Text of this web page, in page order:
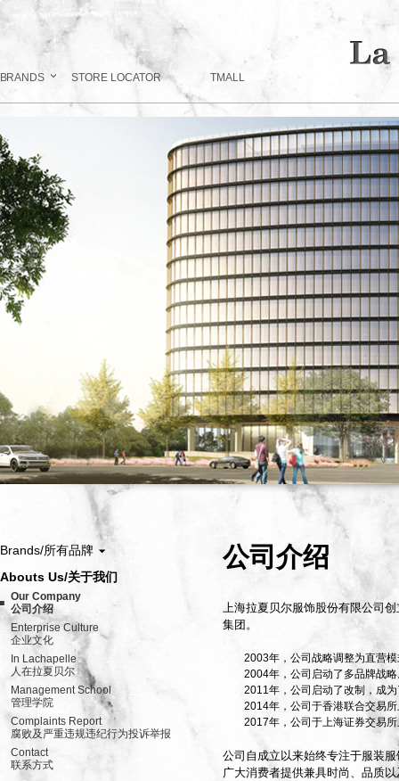
BRANDS STORE LOCATOR TMALL
ENTERPRISE CULTURE/ 企业文化 IN
NEWS
CAMPUS RECRUITMENT/ 校园招聘
Brands/所有品牌
Abouts Us/关于我们
Our Company
公司介绍
Enterprise Culture
企业文化
In Lachapelle
人在拉夏贝尔
Management School
管理学院
Complaints Report
腐败及严重违规违纪行为投诉举报
Contact
联系方式
公司介绍
上海拉夏贝尔服饰股份有限公司
集团。
2003年，公司战略调整为直营模
2004年，公司启动了多品牌战略
2011年，公司启动了改制，成为
2014年，公司于香港联合交易所
2017年，公司于上海证券交易所
公司自成立以来始终专注于服装
广大消费者提供兼具时尚、品质